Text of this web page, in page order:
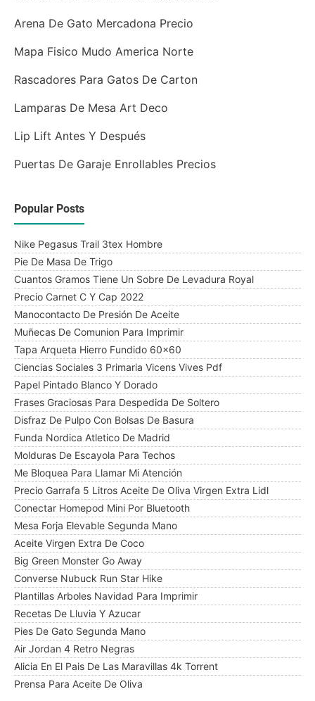
Arena De Gato Mercadona Precio
Mapa Fisico Mudo America Norte
Rascadores Para Gatos De Carton
Lamparas De Mesa Art Deco
Lip Lift Antes Y Después
Puertas De Garaje Enrollables Precios
Popular Posts
Nike Pegasus Trail 3tex Hombre
Pie De Masa De Trigo
Cuantos Gramos Tiene Un Sobre De Levadura Royal
Precio Carnet C Y Cap 2022
Manocontacto De Presión De Aceite
Muñecas De Comunion Para Imprimir
Tapa Arqueta Hierro Fundido 60x60
Ciencias Sociales 3 Primaria Vicens Vives Pdf
Papel Pintado Blanco Y Dorado
Frases Graciosas Para Despedida De Soltero
Disfraz De Pulpo Con Bolsas De Basura
Funda Nordica Atletico De Madrid
Molduras De Escayola Para Techos
Me Bloquea Para Llamar Mi Atención
Precio Garrafa 5 Litros Aceite De Oliva Virgen Extra Lidl
Conectar Homepod Mini Por Bluetooth
Mesa Forja Elevable Segunda Mano
Aceite Virgen Extra De Coco
Big Green Monster Go Away
Converse Nubuck Run Star Hike
Plantillas Arboles Navidad Para Imprimir
Recetas De Lluvia Y Azucar
Pies De Gato Segunda Mano
Air Jordan 4 Retro Negras
Alicia En El Pais De Las Maravillas 4k Torrent
Prensa Para Aceite De Oliva